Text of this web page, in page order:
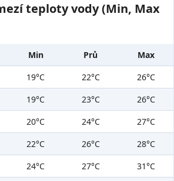
teploty vody (Min, Max
Min Prů
Max
19°C 22°C
26°C
19°C 23°C
26°C
20°C 24°C
27°C
22°C 26°C
28°C
24°C 27°C
31°C